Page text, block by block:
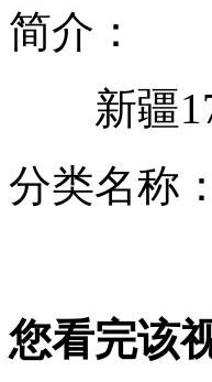
应聘者自称能"死皮
70多年前录像公布 3
简介：
新疆
分类名称：
您看完该